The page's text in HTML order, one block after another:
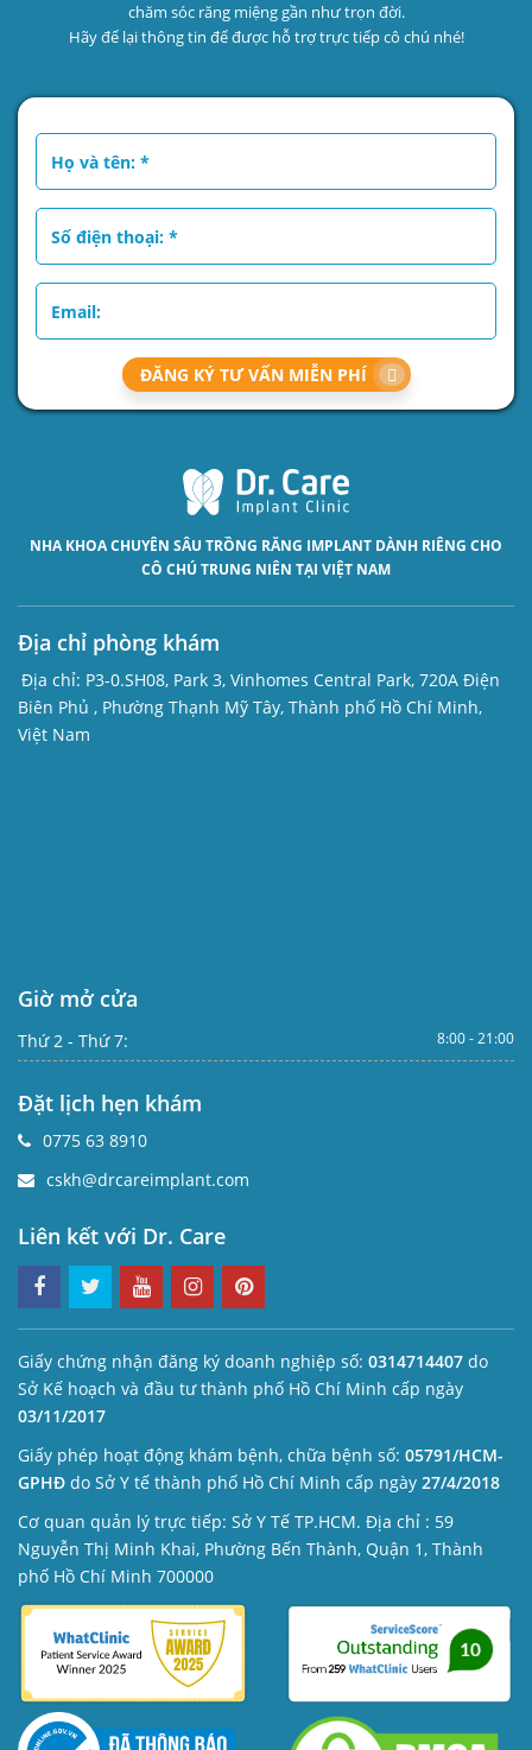
chăm sóc răng miệng gần như trọn đời.
Hãy để lại thông tin để được hỗ trợ trực tiếp cô chú nhé!
ĐĂNG KÝ TƯ VẤN MIỄN PHÍ
NHA KHOA CHUYÊN SÂU TRỒNG RĂNG IMPLANT DÀNH RIÊNG CHO
CÔ CHÚ TRUNG NIÊN TẠI VIỆT NAM
Địa chỉ phòng khám
Địa chỉ: P3-0.SH08, Park 3, Vinhomes Central Park, 720A Điện
Biên Phủ , Phường Thạnh Mỹ Tây, Thành phố Hồ Chí Minh,
Việt Nam
Giờ mở cửa
Thứ 2 - Thứ 7: 8:00 - 21:00
Đặt lịch hẹn khám
0775 63 8910
cskh@drcareimplant.com
Liên kết với Dr. Care
Giấy chứng nhận đăng ký doanh nghiệp số: 0314714407 do
Sở Kế hoạch và đầu tư thành phố Hồ Chí Minh cấp ngày
03/11/2017
Giấy phép hoạt động khám bệnh, chữa bệnh số: 05791/HCM-
GPHĐ do Sở Y tế thành phố Hồ Chí Minh cấp ngày 27/4/2018
Cơ quan quản lý trực tiếp: Sở Y Tế TP.HCM. Địa chỉ : 59
Nguyễn Thị Minh Khai, Phường Bến Thành, Quận 1, Thành
phố Hồ Chí Minh 700000